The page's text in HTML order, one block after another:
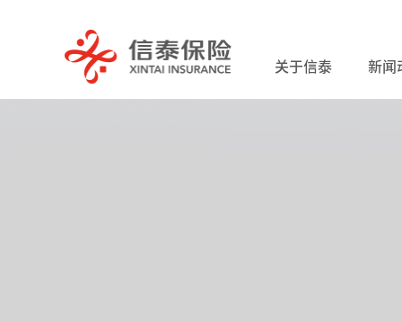
关于信泰 新闻